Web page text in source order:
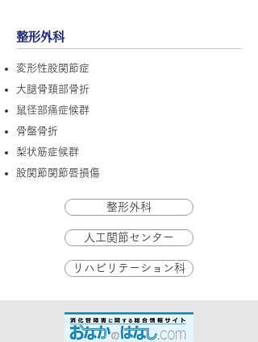
整形外科
変形性股関節症
大腿骨頚部骨折
鼠径部痛症候群
骨盤骨折
梨状筋症候群
股関節関節唇損傷
整形外科
人工関節センター
リハビリテーション科